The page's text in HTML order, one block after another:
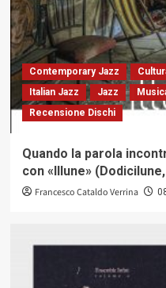
Contemporary Jazz
Italian Jazz
Jazz
Recensione Dischi
Quando la parola
con «Illune»
Francesco Cataldo Verrina